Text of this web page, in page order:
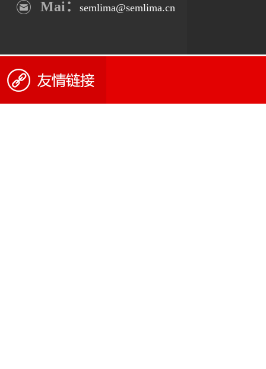
Mai： semlima@semlima.cn